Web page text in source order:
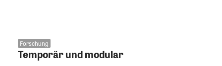
Forschung
Temporär und modular